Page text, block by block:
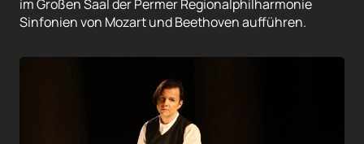
im Großen Saal der Permer Regionalphilharmonie
Sinfonien von Mozart und Beethoven aufführen.